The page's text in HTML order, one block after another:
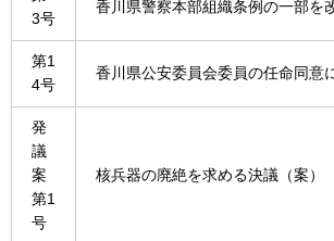
3号
香川県警察本部組織条例の一部を
第1
4号
香川県公安委員会委員の任命同意
発
議
案
第1
号
核兵器の廃絶を求める決議（案）